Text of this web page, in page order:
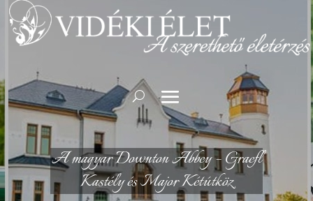
A magyar Downton Abbey – Graefl
Kastély és Major Kétútköz